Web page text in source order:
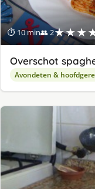
⏱ 10 min👥 2
Overschot
Avondeten &